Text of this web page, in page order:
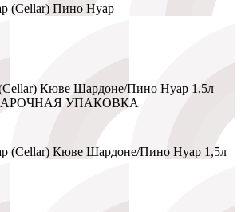
Кюве Шардоне/Пино Нуар 1,5л
УПАКОВКА